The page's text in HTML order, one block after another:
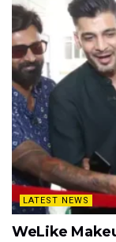
LATEST NEWS
WeLike